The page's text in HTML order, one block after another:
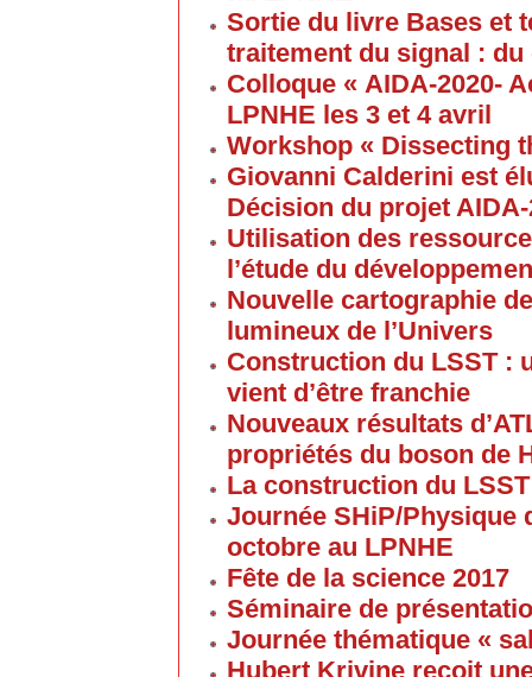
Sortie du livre Bases et
traitement du signal :
Colloque « AIDA-2020-
LPNHE les 3 et 4 avril
Workshop « Dissecting
Giovanni Calderini est
Décision du projet AIDA-
Utilisation des
l’étude du
Nouvelle cartographie
lumineux de l’Univers
Construction du LSST :
vient d’être franchie
Nouveaux résultats
propriétés du boson de
La construction du
Journée SHiP/Physique
octobre au LPNHE
Fête de la science 2017
Séminaire de
Journée thématique «
Hubert Krivine recoit